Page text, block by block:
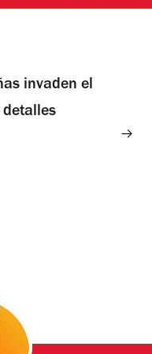
invaden el
detalles